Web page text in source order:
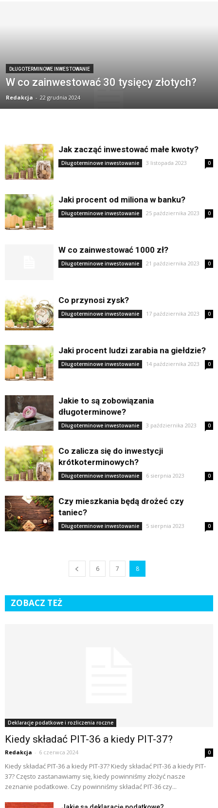
DŁUGOTERMINOWE INWESTOWANIE
W co zainwestować 30 tysięcy złotych?
Redakcja - 22 grudnia 2024
Jak zacząć inwestować małe kwoty?
Długoterminowe inwestowanie 3 listopada 2023 0
Jaki procent od miliona w banku?
Długoterminowe inwestowanie 25 października 2023 0
W co zainwestować 1000 zł?
Długoterminowe inwestowanie 21 października 2023 0
Co przynosi zysk?
Długoterminowe inwestowanie 17 października 2023 0
Jaki procent ludzi zarabia na giełdzie?
Długoterminowe inwestowanie 14 października 2023 0
Jakie to są zobowiązania
długoterminowe?
Długoterminowe inwestowanie 3 października 2023 0
Co zalicza się do inwestycji
krótkoterminowych?
Długoterminowe inwestowanie 6 sierpnia 2023 0
Czy mieszkania będą drożeć czy
taniec?
Długoterminowe inwestowanie 5 sierpnia 2023 0
6 7 8
ZOBACZ TEŻ
Deklaracje podatkowe i rozliczenia roczne
Kiedy składać PIT-36 a kiedy PIT-37?
Redakcja - 6 czerwca 2024 0
Kiedy składać PIT-36 a kiedy PIT-37? Kiedy składać PIT-36 a kiedy PIT-
37? Często zastanawiamy się, kiedy powinniśmy złożyć nasze
zeznanie podatkowe. Czy powinniśmy składać PIT-36 czy...